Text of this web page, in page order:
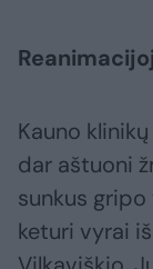
Kauno
dar aštuoni
sunkus
keturi vyrai